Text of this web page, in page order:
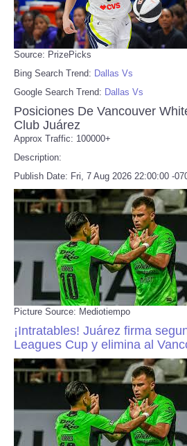
Source: PrizePicks
Bing Search Trend: Dallas Vs
Google Search Trend: Dallas Vs
Posiciones De Vancouver
Club Juárez
Approx Traffic: 100000+
Description:
Publish Date: Fri, 7 Aug 2026 22:00:00 -
Picture Source: Mediotiempo
¡Intratables! Juárez firma
Leagues Cup y elimina al